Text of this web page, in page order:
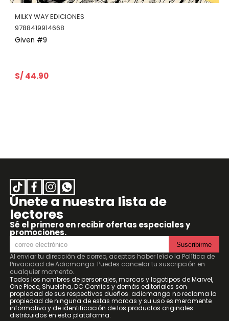
MILKY WAY EDICIONES
9788419914668
Given #9
S/ 44.90
Únete a nuestra lista de
lectores
Sé el primero en recibir ofertas especiales y
promociones.
Suscribirme
Al enviar tu dirección de correo, aceptas haber leído la Política de
Privacidad de Adicmanga. Puedes cancelar tu suscripción en
cualquier momento.
Todos los nombres de personajes, marcas y logotipos de Marvel,
One Piece, Shueisha, DC Comics y demás editoriales son
propiedad de sus respectivos dueños. adicmanga no reclama la
propiedad de ninguna de estas marcas y su uso es meramente
informativo y de identificación de los productos originales
distribuidos en esta plataforma.